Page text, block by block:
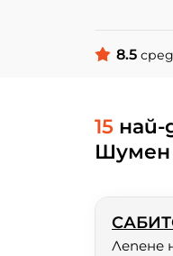
8.5
15 най-
Шумен
Лепене